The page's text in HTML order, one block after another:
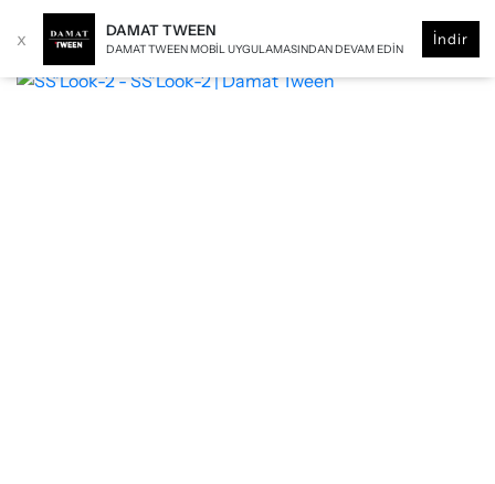
x DAMAT TWEEN
DAMAT TWEEN MOBIL UYGULAMASINDAN DEVAM EDIN
İndir